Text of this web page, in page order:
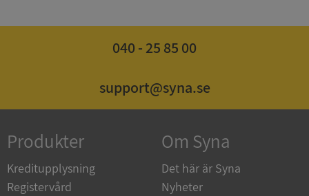
040 - 25 85 00
support@syna.se
Produkter
Kreditupplysning
Registervård
Om Syna
Det här är Syna
Nyheter
ASP.NET_SessionId
Microsoft
Corporation
ARRAffinity
Microsoft
Corporation
.syna.se